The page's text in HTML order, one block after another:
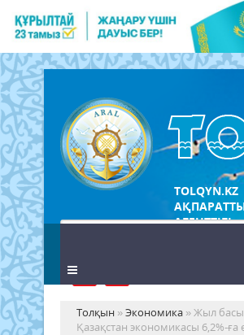
TOLQYN.KZ
АГЕНТТІГІ
Толқын »Экономика » Жыл
Қазақстан экономикасы 6,2%-ға